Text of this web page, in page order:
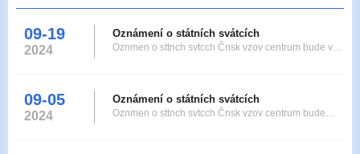
09-19
2024
Oznámení o státních svátcích
Oznmen o sttnch svtcch Čnsk vzov centrum bude ve
9. 2024 Holiday Announcement The Chinese Visa
Application Service Center in Prague will be closed
09-05
2024
Oznámení o státních svátcích
Oznmen o sttnch svtcch Čnsk vzov centrum bude